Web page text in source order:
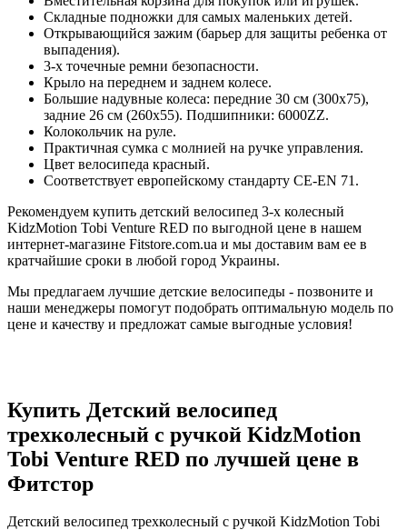
Складные подножки для самых маленьких детей.
Открывающийся зажим (барьер для защиты ребенка от
выпадения).
3-х точечные ремни безопасности.
Крыло на переднем и заднем колесе.
Большие надувные колеса: передние 30 см (300x75),
задние 26 см (260x55). Подшипники: 6000ZZ.
Колокольчик на руле.
Практичная сумка с молнией на ручке управления.
Цвет велосипеда красный.
Соответствует европейскому стандарту CE-EN 71.
Рекомендуем купить детский велосипед 3-х колесный
KidzMotion Tobi Venture RED по выгодной цене в нашем
интернет-магазине Fitstore.com.ua и мы доставим вам ее в
кратчайшие сроки в любой город Украины.
Мы предлагаем лучшие детские велосипеды - позвоните и
наши менеджеры помогут подобрать оптимальную модель по
цене и качеству и предложат самые выгодные условия!
Купить Детский велосипед
трехколесный с ручкой KidzMotion
Tobi Venture RED по лучшей цене в
Фитстор
Детский велосипед трехколесный с ручкой KidzMotion Tobi